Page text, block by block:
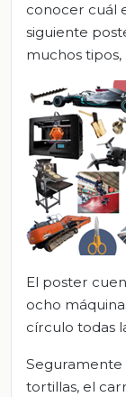
conocer cuál
siguiente
muchos tipos,
El poster
ocho
círculo todas
Seguramente
tortillas, el